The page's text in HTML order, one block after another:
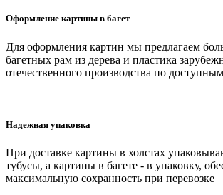
Оформление картины в багет
Для оформления картин мы предлагаем
багетных рам из дерева и пластика
отечественного производства по
Надежная упаковка
При доставке картины в холстах
тубусы, а картины в багете - в упаковку,
максимальную сохранность при перевозке